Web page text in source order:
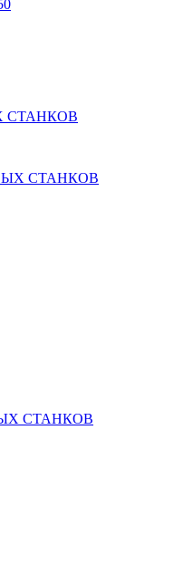
СТАНКОВ
СТАНКОВ
СТАНКОВ